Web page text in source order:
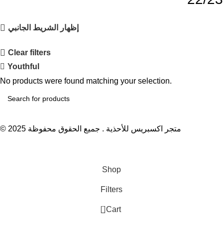
إظهار الشريط الجانبي
Clear filters
Youthful
No products were found matching your selection.
© 2025 متجر اكسبريس للأحذية . جميع الحقوق محفوظة
Shop
Filters
0 Cart